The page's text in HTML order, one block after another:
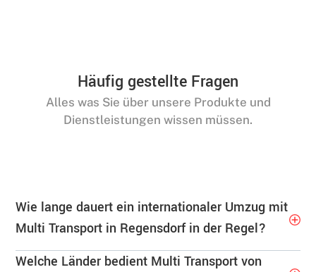
Häufig gestellte Fragen
Alles was Sie über unsere Produkte und
Dienstleistungen wissen müssen.
Wie lange dauert ein internationaler Umzug mit
Multi Transport in Regensdorf in der Regel?
Welche Länder bedient Multi Transport von